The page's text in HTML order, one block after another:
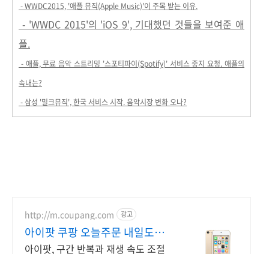
- WWDC2015, '애플 뮤직(Apple Music)'이 주목 받는 이유.
- 'WWDC 2015'의 'iOS 9', 기대했던 것들을 보여준 애
플.
- 애플, 무료 음악 스트리밍 '스포티파이(Spotify)' 서비스 중지 요청. 애플의
속내는?
- 삼성 '밀크뮤직', 한국 서비스 시작. 음악시장 변화 오나?
http://m.coupang.com 광고
아이팟 쿠팡 오늘주문 내일도착
로켓배송
아이팟, 구간 반복과 재생 속도 조절